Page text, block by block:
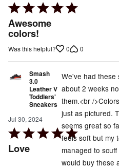
Rated
5
out
of
Awesome
colors!
Was this helpful? 0 0
Smash
3.0
Leather V
Toddlers'
Sneakers
Jul 30, 2024
Rated
5Love
We've had these
about 2 weeks
them.<br /
just as pictured.
seems great so
feels soft but my
managed to
would buy these